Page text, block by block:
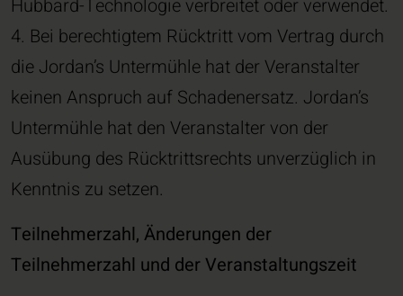
Hubbard-Technologie verbreitet oder verwendet.
4. Bei berechtigtem Rücktritt vom Vertrag durch
die Jordan’s Untermühle hat der Veranstalter
keinen Anspruch auf Schadenersatz. Jordan’s
Untermühle hat den Veranstalter von der
Ausübung des Rücktrittsrechts unverzüglich in
Kenntnis zu setzen.
Teilnehmerzahl, Änderungen der
Teilnehmerzahl und der Veranstaltungszeit